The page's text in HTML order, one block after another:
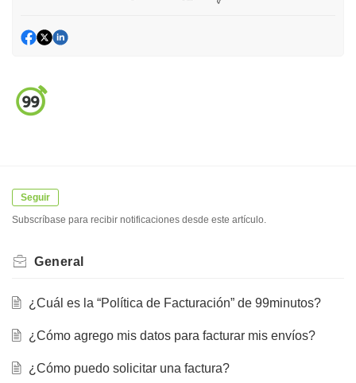
Seguir
Subscríbase para recibir notificaciones desde este artículo.
General
¿Cuál es la “Política de Facturación” de 99minutos?
¿Cómo agrego mis datos para facturar mis envíos?
¿Cómo puedo solicitar una factura?